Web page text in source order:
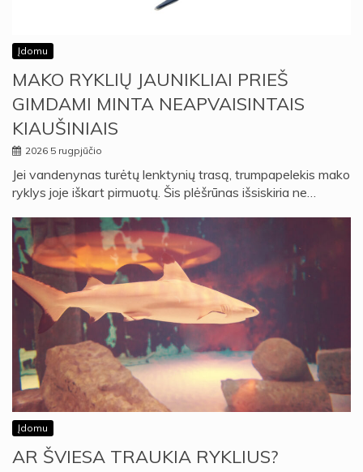
Įdomu
MAKO RYKLIŲ JAUNIKLIAI PRIEŠ
GIMDAMI MINTA NEAPVAISINTAIS
KIAUŠINIAIS
2026 5 rugpjūčio
Jei vandenynas turėtų lenktynių trasą, trumpapelekis mako
ryklys joje iškart pirmuotų. Šis plėšrūnas išsiskiria ne…
Įdomu
AR ŠVIESA TRAUKIA RYKLIUS?